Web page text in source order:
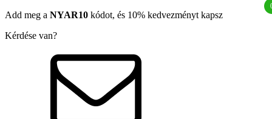
Add meg a NYAR10 kódot, és 10% kedvezményt kapsz
Kérdése van?